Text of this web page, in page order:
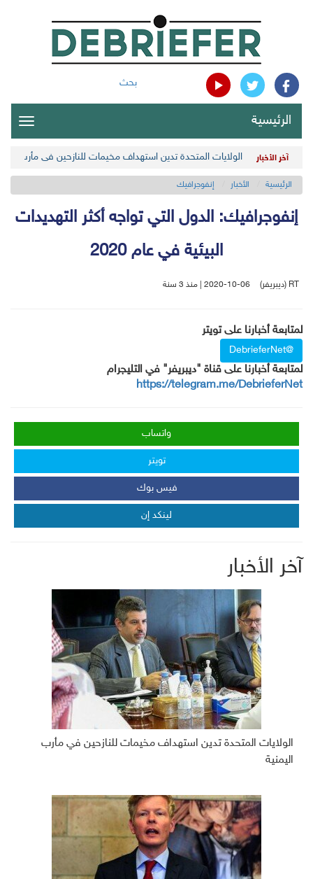
بحث
الرئيسية
آخر الأخبار الولايات المتحدة تدين استهداف مخيمات للنازحين في مأرب
الرئيسية الأخبار إنفوجرافيك
إنفوجرافيك: الدول التي تواجه أكثر التهديدات
البيئية في عام 2020
RT (ديبريفر) 2020-10-06 | منذ 3 سنة
لمتابعة أخبارنا على تويتر
@DebrieferNet
لمتابعة أخبارنا على قناة "ديبريفر" في التليجرام
https://telegram.me/DebrieferNet
واتساب
تويتر
فيس بوك
لينكد إن
آخر الأخبار
الولايات المتحدة تدين استهداف مخيمات للنازحين في مأرب
اليمنية